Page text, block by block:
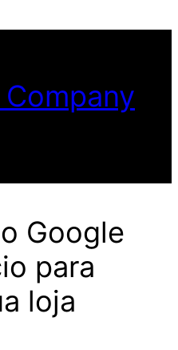
Company
Google
para
loja